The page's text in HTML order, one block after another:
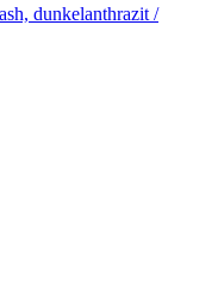
dunkelanthrazit /